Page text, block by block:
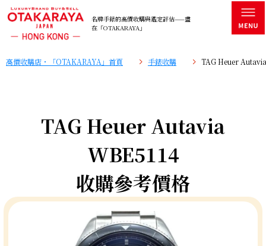
名牌手錶的高價收購與鑑定評估——盡
在「OTAKARAYA」
高價收購店・「OTAKARAYA」首頁 手錶收購 TAG Heuer
TAG Heuer Autavia
WBE5114
收購參考價格